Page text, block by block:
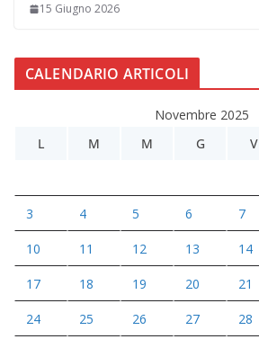
15 Giugno 2026
CALENDARIO ARTICOLI
Novembre 2025
L
M M G V
3 4 5 6 7
10 11 12 13 14
17 18 19 20 21
24 25 26 27 28